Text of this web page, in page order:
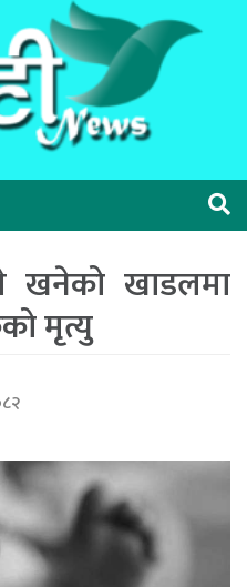
खनेको खाडलमा
मृत्यु